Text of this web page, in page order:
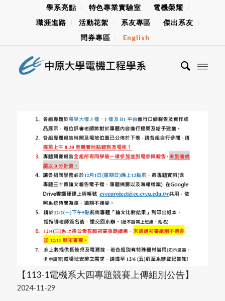
學系亮點 特色專業實驗室
電機榮耀
職涯進路
活動花絮 系友專區
傑出系友
問券專區
English
【113-1電機系大四專題競賽上傳組別公告】
2024-11-29